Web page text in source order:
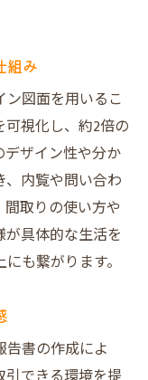
組み
図面を用いるこ
視化し、約2倍の
ザイン性や分か
、内覧や問い合わ
取りの使い方や
具体的な生活を
も繋がります。
書の作成によ